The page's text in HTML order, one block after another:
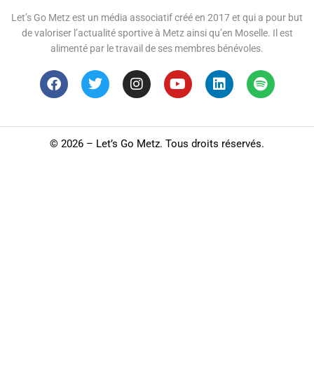
Let’s Go Metz est un média associatif créé en 2017 et qui a pour but
de valoriser l’actualité sportive à Metz ainsi qu’en Moselle. Il est
alimenté par le travail de ses membres bénévoles.
© 2026 – Let’s Go Metz. Tous droits réservés.